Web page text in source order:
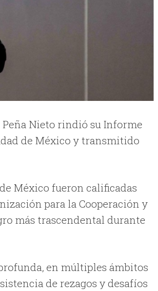
Nieto rindió su Informe
de México y transmitido
México fueron calificadas
para la Cooperación y
más trascendental durante
en múltiples ámbitos
de rezagos y desafíos